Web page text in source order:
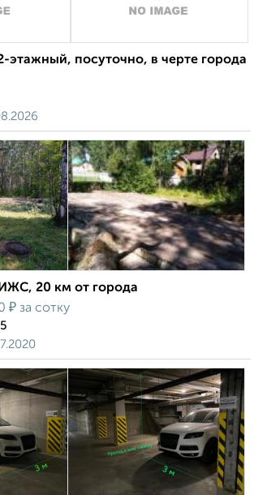
этажный, посуточно, в черте города
20 км от города
₽ за сотку